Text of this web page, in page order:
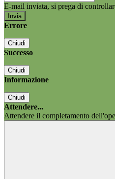
E-mail inviata, si prega di
Errore
Chiudi
Successo
Chiudi
Informazione
Chiudi
Attendere...
Attendere il completamento